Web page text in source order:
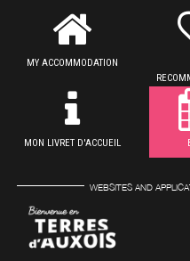
MY ACCOMMODATION
MON LIVRET D'ACCUEIL
WEBSITES AND